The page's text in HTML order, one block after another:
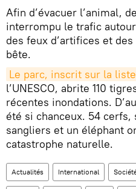
Afin d’évacuer l’animal,
interrompu le trafic
des feux d’artifices et
bête.
Le parc, inscrit sur la liste
l’UNESCO, abrite 110
récentes inondations.
été si chanceux. 54
sangliers et un éléphant
catastrophe naturelle.
Actualités International